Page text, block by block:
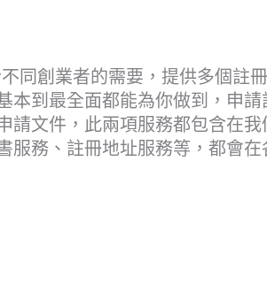
同創業者的需要，提供多個註
本到最全面都能為你做到，申
請文件，此兩項服務都包含在
服務、註冊地址服務等，都會在